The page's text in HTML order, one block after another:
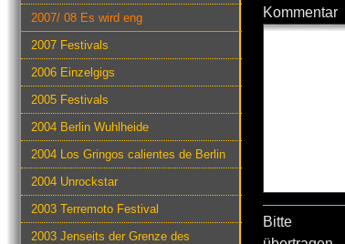
2007/ 08 Es wird eng
2007 Festivals
2006 Einzelgigs
2005 Festivals
2004 Berlin Wuhlheide
2004 Los Gringos calientes de Berlin
2004 Unrockstar
2003 Terremoto Festival
2003 Jenseits der Grenze des
Kommentar
Bitte